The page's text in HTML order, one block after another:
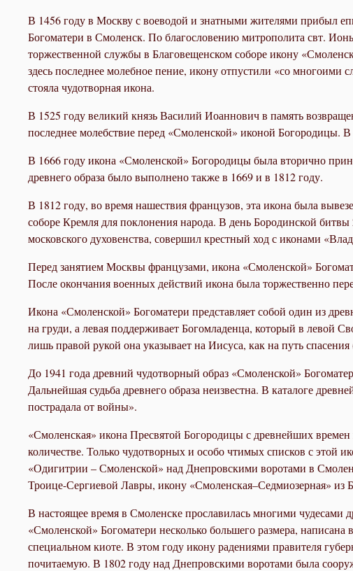
В 1456 году в Москву с воеводой и знатными жителями прибыл
Богоматери в Смоленск. По благословению митрополита свт.
торжественной службы в Благовещенском соборе икону
здесь последнее молебное пение, икону отпустили «со многоими
стояла чудотворная икона.
В 1525 году великий князь Василий Иоаннович в память
последнее молебствие перед «Смоленской» иконой Богородицы.
В 1666 году икона «Смоленской» Богородицы была вторично
древнего образа было выполнено также в 1669 и в 1812 году.
В 1812 году, во время нашествия французов, эта икона была
соборе Кремля для поклонения народа. В день Бородинской
московского духовенства, совершил крестный ход с иконами
Перед занятием Москвы французами, икона «Смоленской»
После окончания военных действий икона была торжественно
Икона «Смоленской» Богоматери представляет собой один из
на груди, а левая поддерживает Богомладенца, который в левой
лишь правой рукой она указывает на Иисуса, как на путь
До 1941 года древний чудотворный образ «Смоленской»
Дальнейшая судьба древнего образа неизвестна. В каталоге
пострадала от войны».
«Смоленская» икона Пресвятой Богородицы с древнейших
количестве. Только чудотворных и особо чтимых списков с этой
«Одигитрии – Смоленской» над Днепровскими воротами в
Троице-Сергиевой Лавры, икону «Смоленская–Седмиозерная»
В настоящее время в Смоленске прославилась многими чудесами
«Смоленской» Богоматери несколько большего размера,
специальном киоте. В этом году икону радениями правителя
почитаемую. В 1802 году над Днепровскими воротами была